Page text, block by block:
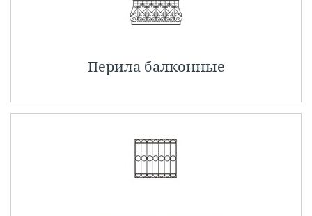
Перила балконные